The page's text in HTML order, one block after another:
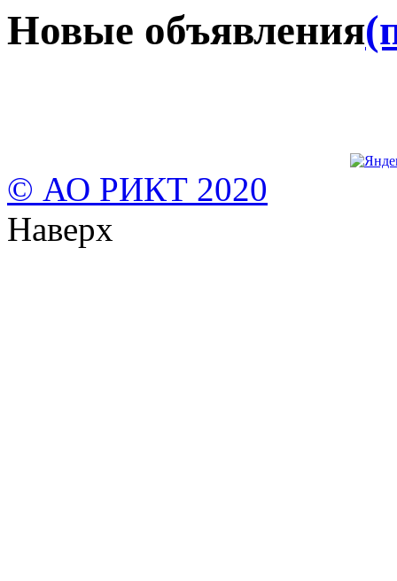
Новые объявления
© АО РИКТ 2020
Наверх